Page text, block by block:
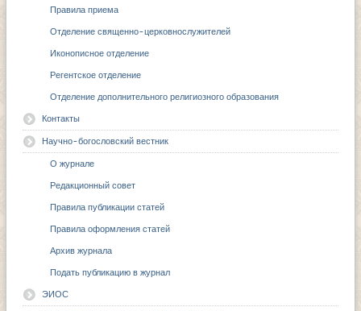
Правила приема
Отделение священно-церковнослужителей
Иконописное отделение
Регентское отделение
Отделение дополнительного религиозного образования
Контакты
Научно-богословский вестник
О журнале
Редакционный совет
Правила публикации статей
Правила оформления статей
Архив журнала
Подать публикацию в журнал
ЭИОС